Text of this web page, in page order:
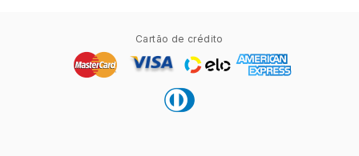
Cartão de crédito